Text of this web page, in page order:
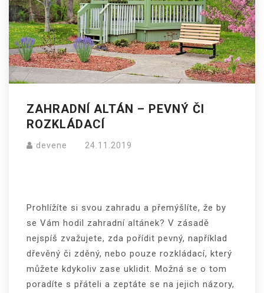
ZAHRADNÍ ALTÁN – PEVNÝ ČI
ROZKLÁDACÍ
devene 24.11.2019
Prohlížíte si svou zahradu a přemýšlíte, že by
se Vám hodil zahradní altánek? V zásadě
nejspíš zvažujete, zda pořídit pevný, například
dřevěný či zděný, nebo pouze rozkládací, který
můžete kdykoliv zase uklidit. Možná se o tom
poradíte s přáteli a zeptáte se na jejich názory,